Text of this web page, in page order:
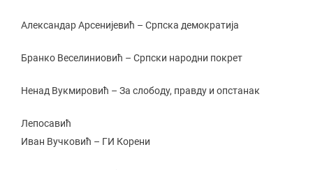
Александар Арсенијевић – Српска демократија
Бранко Веселиниовић – Српски народни покрет
Ненад Вукмировић – За слободу, правду и опстанак
Лепосавић
Иван Вучковић – ГИ Корени